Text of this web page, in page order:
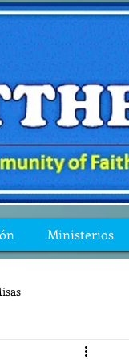
Ministerios